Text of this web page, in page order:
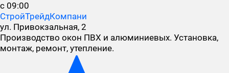
с 09:00
СтройТрейдКомпани
ул. Привокзальная, 2
Производство окон ПВХ и алюминиевых. Установка,
монтаж, ремонт, утепление.